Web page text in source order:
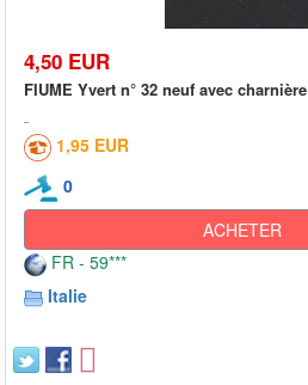
4,50 EUR
FIUME Yvert n° 32 neuf avec charnière
1,95 EUR
0
ACHETER
FR - 59***
Italie